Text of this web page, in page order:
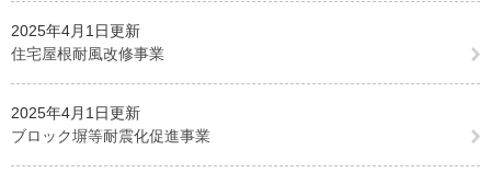
2025年4月1日更新
住宅屋根耐風改修事業
2025年4月1日更新
ブロック塀等耐震化促進事業